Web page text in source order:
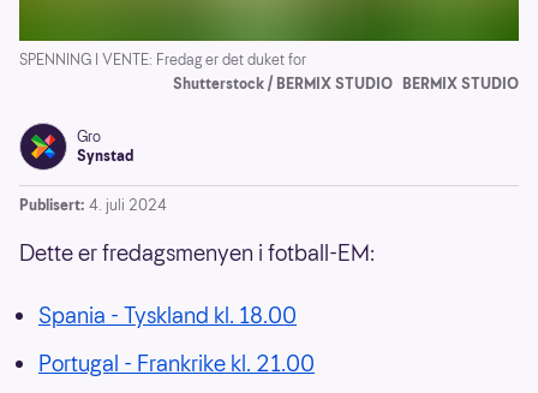
SPENNING I VENTE: Fredag er det duket for
Shutterstock / BERMIX STUDIO BERMIX STUDIO
Gro
Synstad
Publisert: 4. juli 2024
Dette er fredagsmenyen i fotball-EM:
Spania - Tyskland kl. 18.00
Portugal - Frankrike kl. 21.00